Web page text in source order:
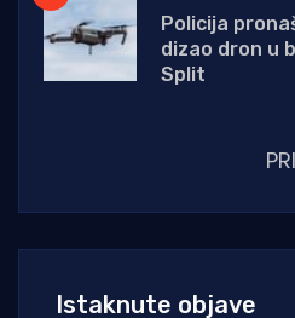
Policija
dizao dron u
Split
Istaknute objave